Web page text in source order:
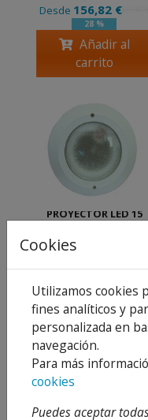
Desde 156,82 €
28 %
Añadir al
carrito
PROYECTOR LED 15
WATT RGB
28 %
Añadir al
carrito
Cookies
Utilizamos cookies
fines analíticos y
personalizada en
navegación.
Para más
cookies
Puedes aceptar